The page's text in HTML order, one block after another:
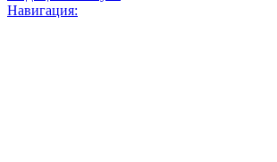
Навигация: